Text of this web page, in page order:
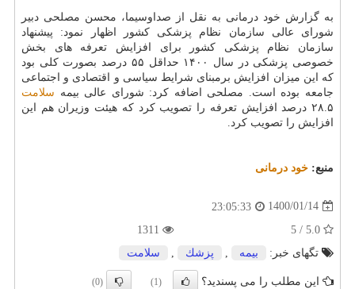
به گزارش خود درمانی به نقل از صداوسیما، محسن مصلحی دبیر
شورای عالی سازمان نظام پزشکی کشور اظهار نمود: پیشنهاد
سازمان نظام پزشکی کشور برای افزایش تعرفه های بخش
خصوصی پزشکی در سال ۱۴۰۰ حداقل ۵۵ درصد بصورت کلی بود
که این میزان افزایش برمبنای شرایط سیاسی و اقتصادی و اجتماعی
جامعه بوده است. مصلحی اضافه کرد: شورای عالی بیمه سلامت
۲۸.۵ درصد افزایش تعرفه را تصویب کرد که هیئت وزیران هم این
افزایش را تصویب کرد.
منبع: خود درمانی
1400/01/14
23:05:33
تگهای خبر:
بیمه پزشك سلامت
این مطلب را می پسندید؟ (1)
(0)